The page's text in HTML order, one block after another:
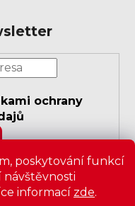
poskytování funkcí
návštěvnosti
informací zde.
ochrany